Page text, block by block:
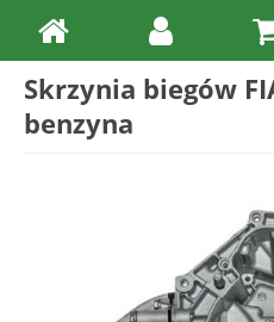
Skrzynia biegów
benzyna